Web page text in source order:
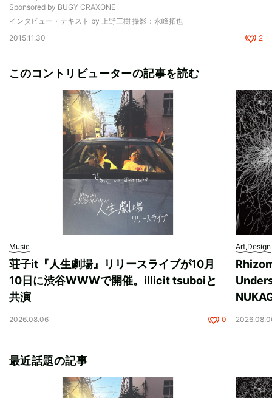
Sponsored by BUGY CRAXONE
インタビュー・テキスト by 上野三樹 撮影：永峰拓也
2015.11.30
2
このコントリビューターの記事を読む
Music
荘子it『人生劇場』リリースライブが10月
10日に渋谷WWWで開催。illicit tsuboiと
共演
2026.08.06 0
Art,Design
最近話題の記事